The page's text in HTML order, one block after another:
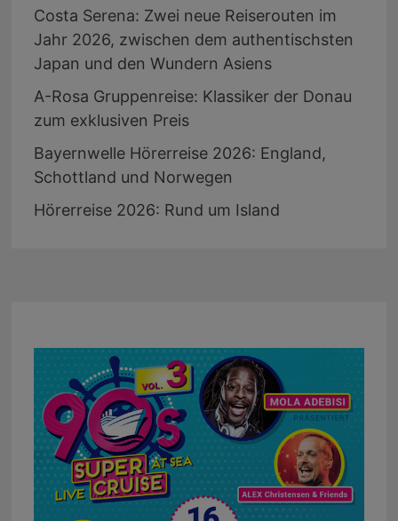
Costa Serena: Zwei neue Reiserouten im
Jahr 2026, zwischen dem authentischsten
Japan und den Wundern Asiens
A-Rosa Gruppenreise: Klassiker der Donau
zum exklusiven Preis
Bayernwelle Hörerreise 2026: England,
Schottland und Norwegen
Hörerreise 2026: Rund um Island